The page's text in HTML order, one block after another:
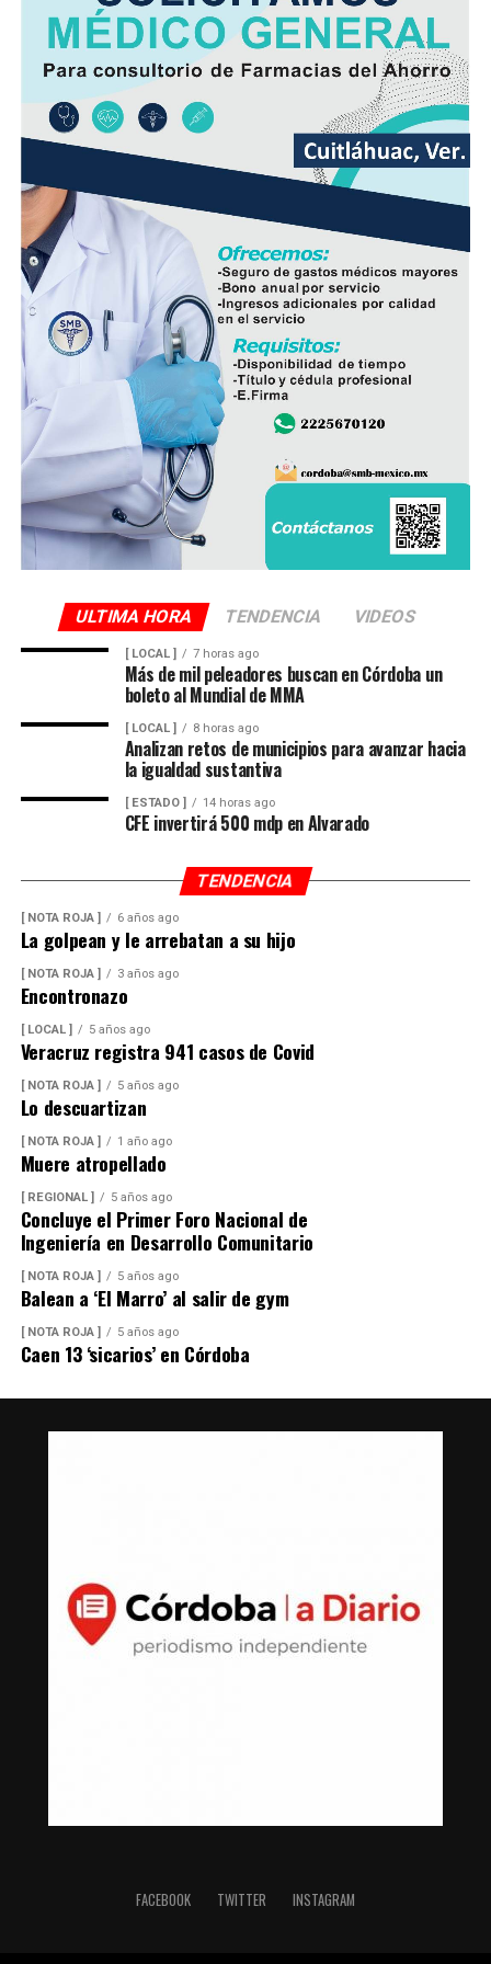
ULTIMA HORA TENDENCIA VIDEOS
[ LOCAL ] 7 horas ago
Más de mil peleadores buscan en Córdoba un
boleto al Mundial de MMA
[ LOCAL ] 8 horas ago
Analizan retos de municipios para avanzar hacia
la igualdad sustantiva
[ ESTADO ] 14 horas ago
CFE invertirá 500 mdp en Alvarado
TENDENCIA
[ NOTA ROJA ] 6 años ago
La golpean y le arrebatan a su hijo
[ NOTA ROJA ] 3 años ago
Encontronazo
[ LOCAL ] 5 años ago
Veracruz registra 941 casos de Covid
[ NOTA ROJA ] 5 años ago
Lo descuartizan
[ NOTA ROJA ] 1 año ago
Muere atropellado
[ REGIONAL ] 5 años ago
Concluye el Primer Foro Nacional de
Ingeniería en Desarrollo Comunitario
[ NOTA ROJA ] 5 años ago
Balean a ‘El Marro’ al salir de gym
[ NOTA ROJA ] 5 años ago
Caen 13 ‘sicarios’ en Córdoba
FACEBOOK TWITTER INSTAGRAM